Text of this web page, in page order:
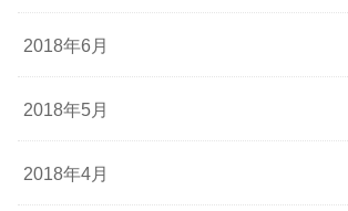
2018年6月
2018年5月
2018年4月